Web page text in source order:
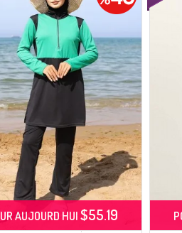
AUJOURD HUI$55.19